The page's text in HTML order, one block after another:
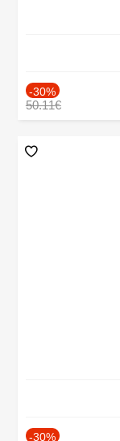
-30%
50.11€
-30%